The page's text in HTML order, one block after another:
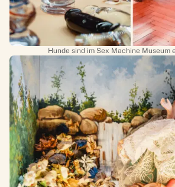
Hunde sind im Sex Machine